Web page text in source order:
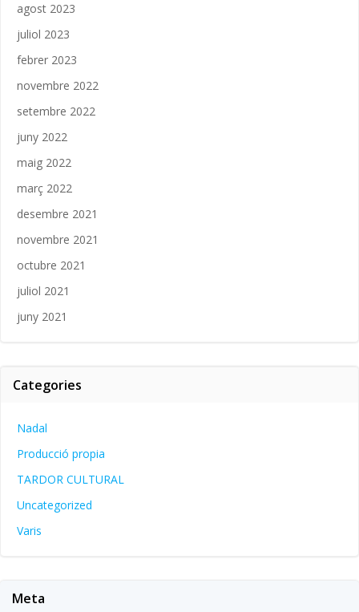
agost 2023
juliol 2023
febrer 2023
novembre 2022
setembre 2022
juny 2022
maig 2022
març 2022
desembre 2021
novembre 2021
octubre 2021
juliol 2021
juny 2021
Categories
Nadal
Producció propia
TARDOR CULTURAL
Uncategorized
Varis
Meta